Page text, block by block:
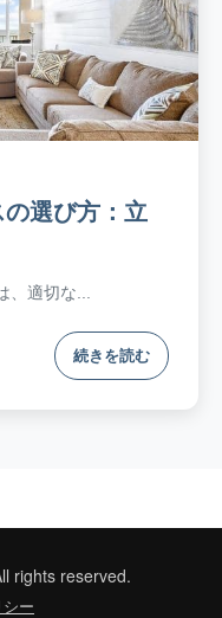
選び方：立
適切な...
続きを読む
rights reserved.
ー